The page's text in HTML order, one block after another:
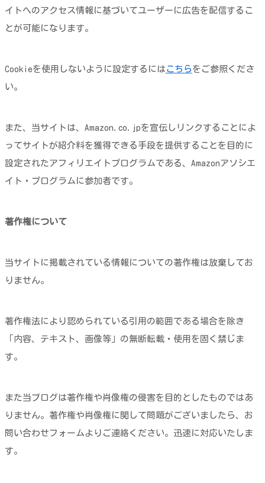
イトへのアクセス情報に基づいてユーザーに広告を配信するこ
とが可能になります。
Cookieを使用しないように設定するには こちら をご参照くださ
い。
また、当サイトは、Amazon.co.jpを宣伝しリンクすることによ
ってサイトが紹介料を獲得できる手段を提供することを目的に
設定されたアフィリエイトプログラムである、Amazonアソシエ
イト・プログラムに参加者です。
著作権について
当サイトに掲載されている情報についての著作権は放棄してお
りません。
著作権法により認められている引用の範囲である場合を除き
「内容、テキスト、画像等」の無断転載・使用を固く禁じま
す。
また当ブログは著作権や肖像権の侵害を目的としたものではあ
りません。著作権や肖像権に関して問題がございましたら、お
問い合わせフォームよりご連絡ください。迅速に対応いたしま
す。